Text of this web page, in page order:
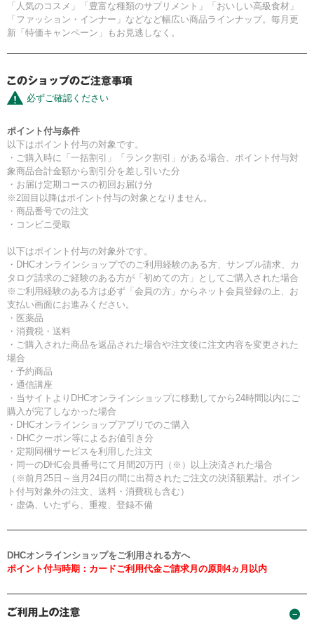
「人気のコスメ」「豊富な種類のサプリメント」「おいしい高級食材」
「ファッション・インナー」などなど幅広い商品ラインナップ。毎月更
新「特価キャンペーン」もお見逃しなく。
必ずご確認ください
ポイント付与条件
以下はポイント付与の対象です。
・ご購入時に「一括割引」「ランク割引」がある場合、ポイント付与対
象商品合計金額から割引分を差し引いた分
・お届け定期コースの初回お届け分
※2回目以降はポイント付与の対象となりません。
・商品番号での注文
・コンビニ受取
以下はポイント付与の対象外です。
・DHCオンラインショップでのご利用経験のある方、サンプル請求、カ
タログ請求のご経験のある方が「初めての方」としてご購入された場合
※ご利用経験のある方は必ず「会員の方」からネット会員登録の上、お
支払い画面にお進みください。
・医薬品
・消費税・送料
・ご購入された商品を返品された場合や注文後に注文内容を変更された
場合
・予約商品
・通信講座
・当サイトよりDHCオンラインショップに移動してから24時間以内にご
購入が完了しなかった場合
・DHCオンラインショップアプリでのご購入
・DHCクーポン等によるお値引き分
・定期同梱サービスを利用した注文
・同一のDHC会員番号にて月間20万円（※）以上決済された場合
（※前月25日～当月24日の間に出荷されたご注文の決済額累計。ポイン
ト付与対象外の注文、送料・消費税も含む）
・虚偽、いたずら、重複、登録不備
DHCオンラインショップをご利用される方へ
ポイント付与時期：カードご利用代金ご請求月の原則4ヵ月以内